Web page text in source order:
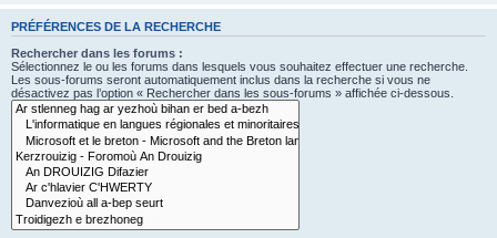
PRÉFÉRENCES DE LA RECHERCHE
Rechercher dans les forums :
Sélectionnez le ou les forums dans lesquels vous souhaitez effectuer une recherche.
Les sous-forums seront automatiquement inclus dans la recherche si vous ne
désactivez pas l’option « Rechercher dans les sous-forums » affichée ci-dessous.